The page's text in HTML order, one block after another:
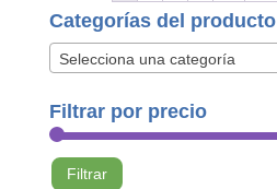
Categorías del producto
Selecciona una categoría
Filtrar por precio
Filtrar